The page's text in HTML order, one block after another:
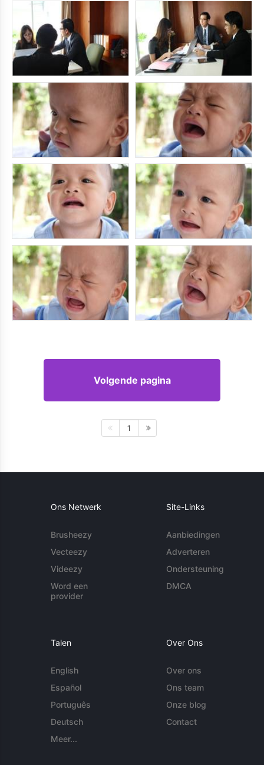
Volgende pagina
1
Ons Netwerk
Brusheezy
Vecteezy
Videezy
Word een
provider
Site-Links
Aanbiedingen
Adverteren
Ondersteuning
DMCA
Talen
English
Español
Português
Deutsch
Meer...
Over Ons
Over ons
Ons team
Onze blog
Contact